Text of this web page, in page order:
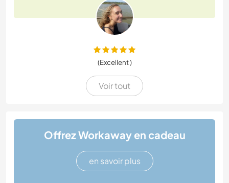
(Excellent )
Voir tout
Offrez Workaway en cadeau
en savoir plus